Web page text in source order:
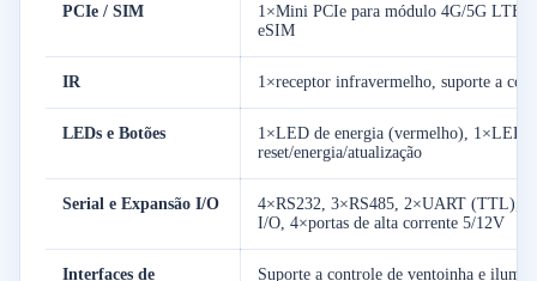
PCIe / SIM
1×Mini PCIe para módulo 4G/5G LTE,
eSIM
IR 1×receptor infravermelho, suporte a
LEDs e Botões
1×LED de energia (vermelho), 1×LED
reset/energia/atualização
Serial e Expansão I/O
4×RS232, 3×RS485, 2×UART (TTL),
I/O, 4×portas de alta corrente 5/12V
Interfaces de
Suporte a controle de ventoinha e